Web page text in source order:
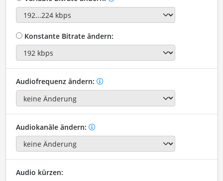
Konstante Bitrate ändern:
Audiofrequenz ändern:
Audiokanäle ändern:
Audio kürzen: